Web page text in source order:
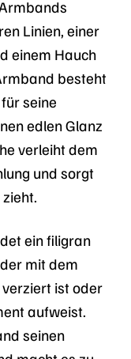
Linien, einer
einem Hauch
besteht
seine
edlen Glanz
verleiht dem
und sorgt
ein filigran
mit dem
ist oder
aufweist.
seinen